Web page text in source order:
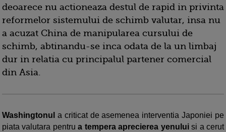
deoarece nu actioneaza destul de rapid in privinta
reformelor sistemului de schimb valutar, insa nu
a acuzat China de manipularea cursului de
schimb, abtinandu-se inca odata de la un limbaj
dur in relatia cu principalul partener comercial
din Asia.
Washingtonul a criticat de asemenea interventia Japoniei pe
piata valutara pentrua tempera aprecierea yenuluisi a cerut